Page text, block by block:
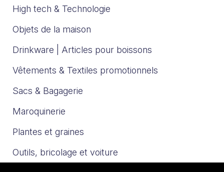
High tech & Technologie
Objets de la maison
Drinkware | Articles pour boissons
Vêtements & Textiles promotionnels
Sacs & Bagagerie
Maroquinerie
Plantes et graines
Outils, bricolage et voiture